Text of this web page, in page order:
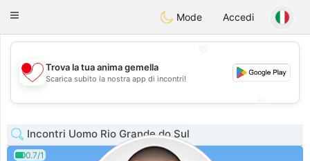
日本Chat
Toggle
Mode Accedi
💖
💕
Trova la tua anima gemella
Scarica subito la nostra app di incontri!
Incontri Uomo Rio Grande do Sul
0.7/1